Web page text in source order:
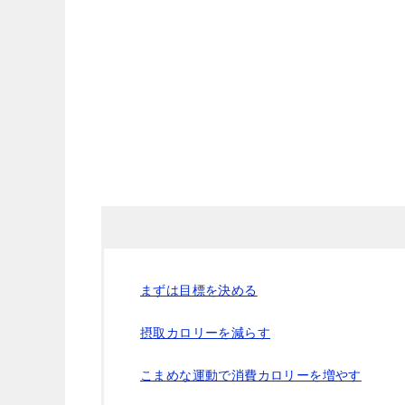
まずは目標を決める
摂取カロリーを減らす
こまめな運動で消費カロリーを増やす